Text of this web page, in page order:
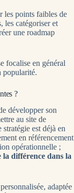
les points faibles de
les catégoriser et
une roadmap
focalise en général
popularité.
?
développer son
au site de
est déjà en
en référencement
opérationnelle ;
différence dans la
adaptée